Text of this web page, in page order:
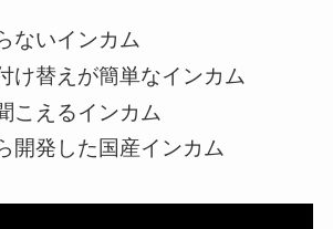
ないインカム
け替えが簡単なインカム
こえるインカム
開発した国産インカム